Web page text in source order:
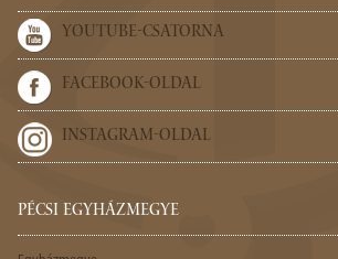
YOUTUBE-CSATORNA
FACEBOOK-OLDAL
INSTAGRAM-OLDAL
PÉCSI EGYHÁZMEGYE